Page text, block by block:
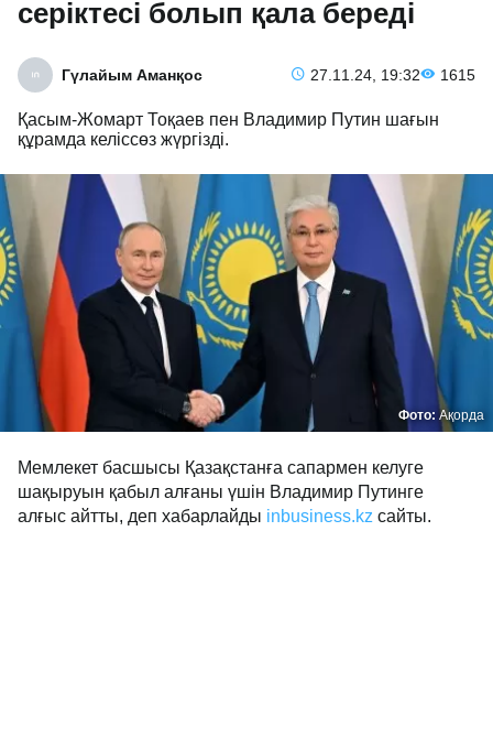
серіктесі болып қала береді
Гүлайым Аманқос 27.11.24, 19:32 1615
Қасым-Жомарт Тоқаев пен Владимир Путин шағын
құрамда келіссөз жүргізді.
Фото: Ақорда
Мемлекет басшысы Қазақстанға сапармен келуге
шақыруын қабыл алғаны үшін Владимир Путинге
алғыс айтты, деп хабарлайды inbusiness.kz сайты.